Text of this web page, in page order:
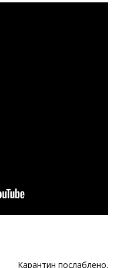
Карантин послаблено.